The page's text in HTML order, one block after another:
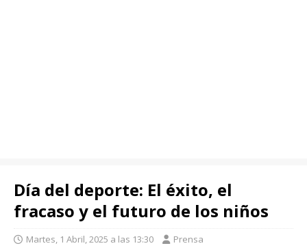
Día del deporte: El éxito, el
fracaso y el futuro de los niños
Martes, 1 Abril, 2025 a las 13:30 Prensa